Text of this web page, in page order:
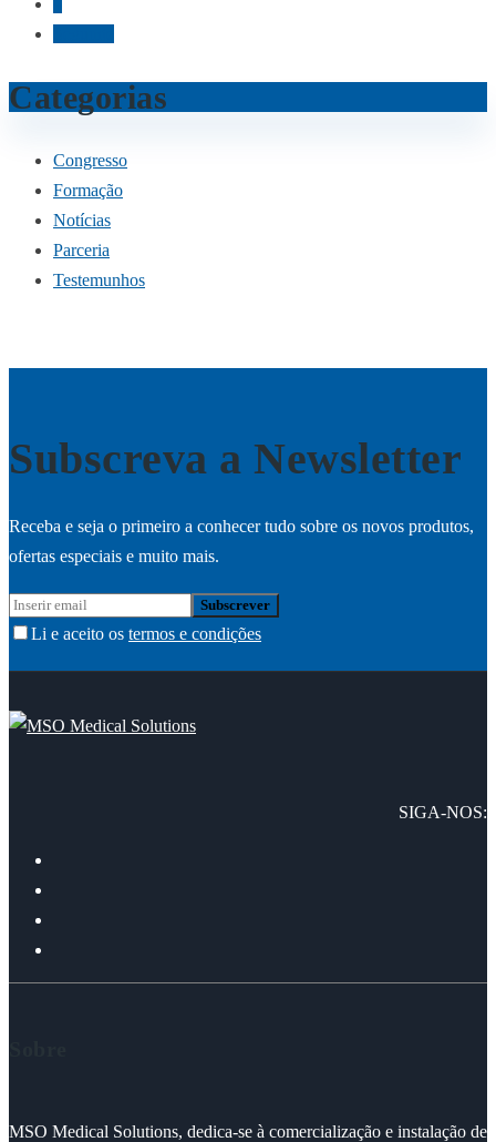
Categorias
Congresso
Formação
Notícias
Parceria
Testemunhos
Subscreva a Newsletter
Receba e seja o primeiro a conhecer tudo sobre os novos produtos,
ofertas especiais e muito mais.
Li e aceito os termos e condições
SIGA-NOS:
MSO Medical Solutions, dedica-se à comercialização e instalação de